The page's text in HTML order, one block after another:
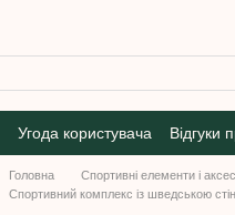
Угода користувача Відгуки
Головна Спортивні елементи і
Спортивний комплекс із шведською